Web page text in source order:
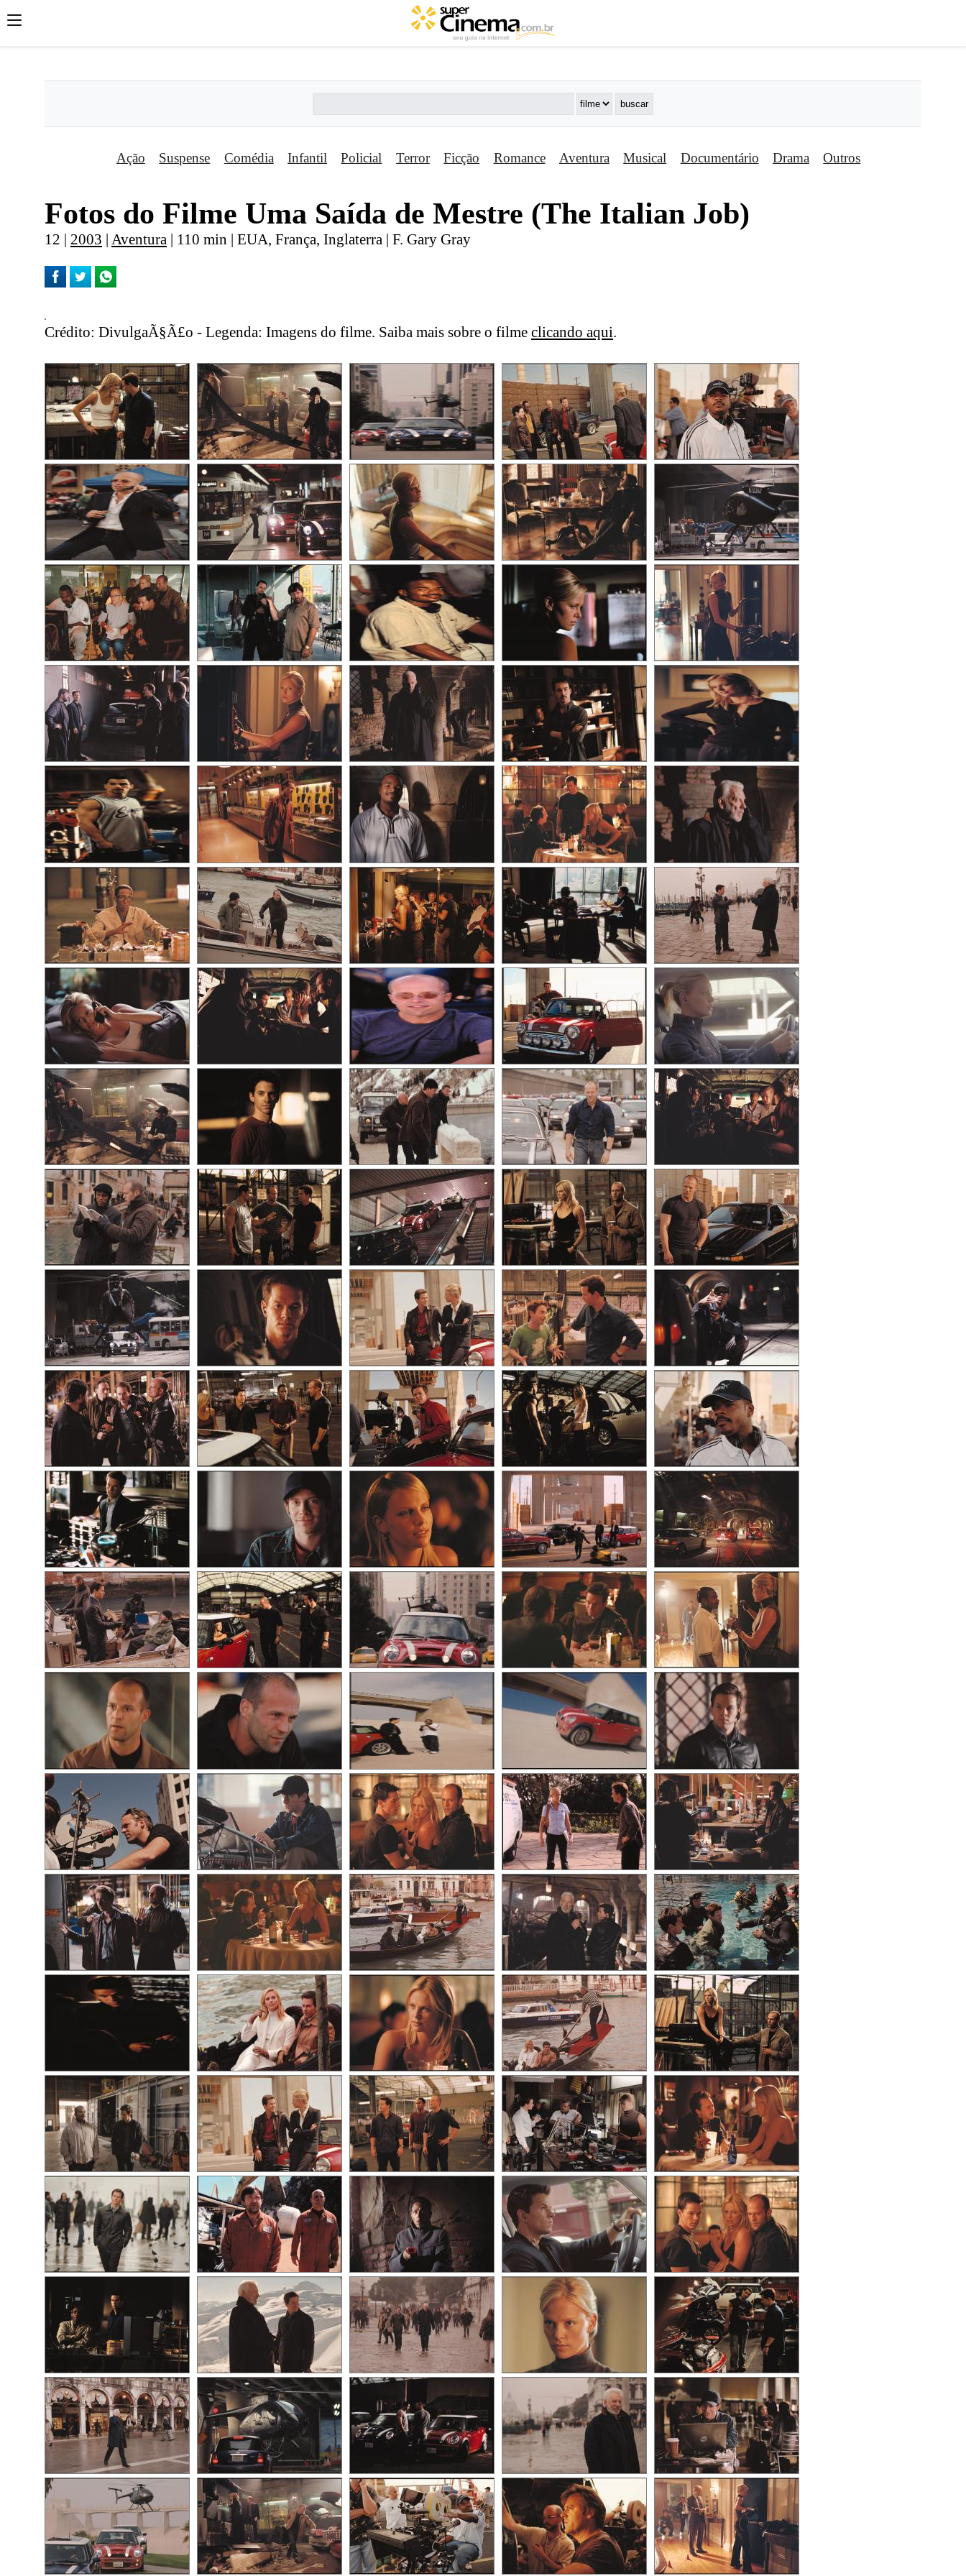
';';
Ação Suspense Comédia Infantil Policial Terror Ficção Romance Aventura Musical Documentário Drama Outros
Fotos do Filme Uma Saí­da de Mestre (The Italian Job)
12 | 2003 | Aventura | 110 min | EUA, França, Inglaterra | F. Gary Gray
Crédito: DivulgaÃ§Ã£o - Legenda: Imagens do filme. Saiba mais sobre o filme clicando aqui.